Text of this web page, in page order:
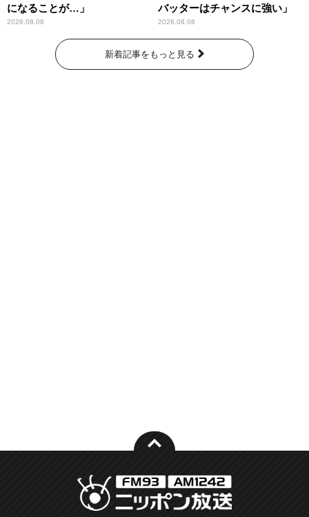
になることが…」
2026.08.08
バッターはチャンスに強い」
2026.08.08
新着記事をもっと見る